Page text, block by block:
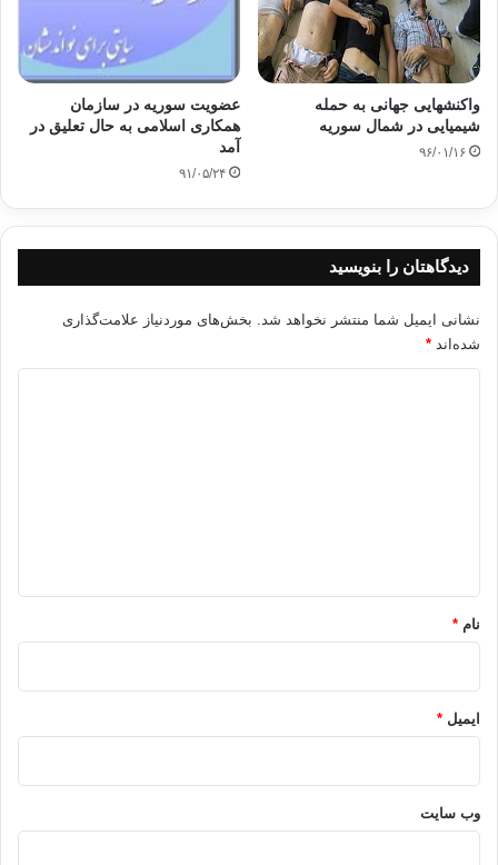
واکنشهایی جهانی به حمله
شیمیایی در شمال سوریه
۹۶/۰۱/۱۶
عضویت سوریه در سازمان
همکاری اسلامی به حال تعلیق در
آمد
۹۱/۰۵/۲۴
دیدگاهتان را بنویسید
نشانی ایمیل شما منتشر نخواهد شد. بخش‌های موردنیاز علامت‌گذاری
شده‌اند *
نام *
ایمیل *
وب‌ سایت